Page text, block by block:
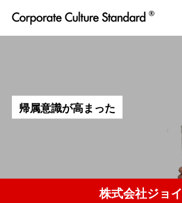
帰属意識が高ま った
株式会社ジョイ